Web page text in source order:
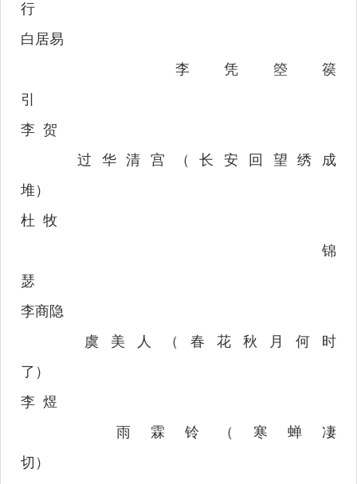
行
白居易
李凭箜篌
引
李 贺
过华清宫（长安回望绣成
堆）
杜 牧
锦
瑟
李商隐
虞美人（春花秋月何时
了）
李 煜
雨霖铃（寒蝉凄
切）